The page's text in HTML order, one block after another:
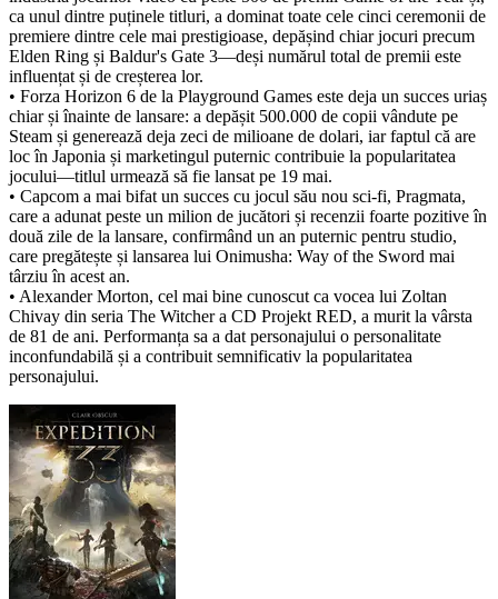
ca unul dintre puținele titluri, a dominat toate cele cinci ceremonii de
premiere dintre cele mai prestigioase, depășind chiar jocuri precum
Elden Ring și Baldur's Gate 3—deși numărul total de premii este
influențat și de creșterea lor.
• Forza Horizon 6 de la Playground Games este deja un succes uriaș
chiar și înainte de lansare: a depășit 500.000 de copii vândute pe
Steam și generează deja zeci de milioane de dolari, iar faptul că are
loc în Japonia și marketingul puternic contribuie la popularitatea
jocului—titlul urmează să fie lansat pe 19 mai.
• Capcom a mai bifat un succes cu jocul său nou sci-fi, Pragmata,
care a adunat peste un milion de jucători și recenzii foarte pozitive în
două zile de la lansare, confirmând un an puternic pentru studio,
care pregătește și lansarea lui Onimusha: Way of the Sword mai
târziu în acest an.
• Alexander Morton, cel mai bine cunoscut ca vocea lui Zoltan
Chivay din seria The Witcher a CD Projekt RED, a murit la vârsta
de 81 de ani. Performanța sa a dat personajului o personalitate
inconfundabilă și a contribuit semnificativ la popularitatea
personajului.